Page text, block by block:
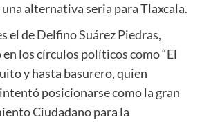
alternativa seria para Tlaxcala.
el de Delfino Suárez Piedras,
los círculos políticos como “El
y hasta basurero, quien
posicionarse como la gran
Ciudadano para la